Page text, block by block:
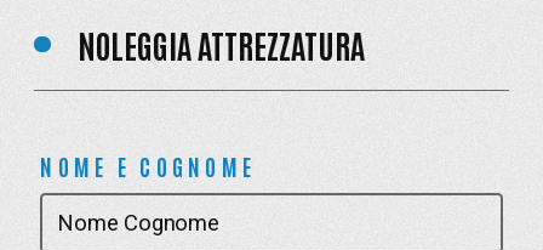
NOLEGGIA ATTREZZATURA
NOME E COGNOME